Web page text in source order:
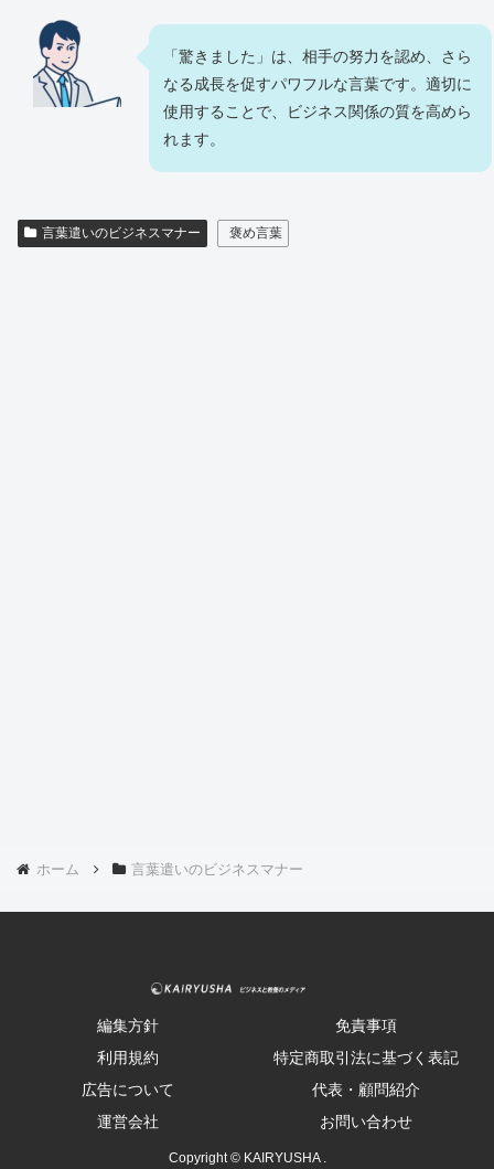
「驚きました」は、相手の努力を認め、さら
なる成長を促すパワフルな言葉です。適切に
使用することで、ビジネス関係の質を高めら
れます。
言葉遣いのビジネスマナー 褒め言葉
ホーム 言葉遣いのビジネスマナー
編集方針
免責事項
利用規約
特定商取引法に基づく表記
広告について
代表・顧問紹介
運営会社
お問い合わせ
Copyright © KAIRYUSHA .